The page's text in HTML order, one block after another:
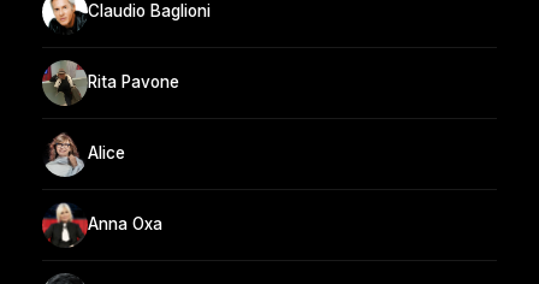
Claudio Baglioni
Rita Pavone
Alice
Anna Oxa